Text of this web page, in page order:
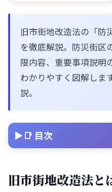
旧市街地改造法の「防
を徹底解説。防災街区
限内容、重要事項説明
わかりやすく図解しま
説。
📑 目次
旧市街地改造法と